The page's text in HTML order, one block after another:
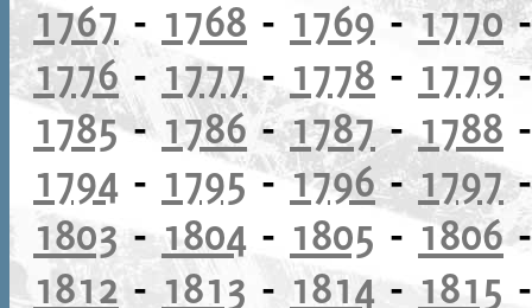
1767 - 1768 - 1769- 1770
1776 - 1777- 1778 - 1779
1785- 1786-1787-1788
1794 - 1795-1796-1797
1803- 1804 - 1805 -1806
1812- 1813 - 1814 - 1815